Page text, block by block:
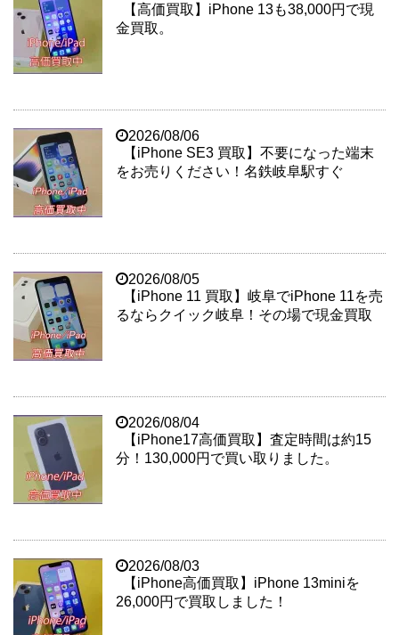
【高価買取】iPhone 13も38,000円で現
金買取。
2026/08/06
【iPhone SE3 買取】不要になった端末
をお売りください！名鉄岐阜駅すぐ
2026/08/05
【iPhone 11 買取】岐阜でiPhone 11を売
るならクイック岐阜！その場で現金買取
2026/08/04
【iPhone17高価買取】査定時間は約15
分！130,000円で買い取りました。
2026/08/03
【iPhone高価買取】iPhone 13miniを
26,000円で買取しました！